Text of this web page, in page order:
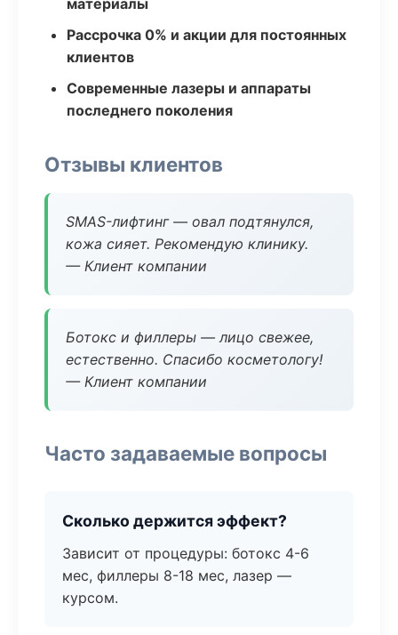
материалы
Рассрочка 0% и акции для постоянных
клиентов
Современные лазеры и аппараты
последнего поколения
Отзывы клиентов
SMAS-лифтинг — овал подтянулся,
кожа сияет. Рекомендую клинику.
— Клиент компании
Ботокс и филлеры — лицо свежее,
естественно. Спасибо косметологу!
— Клиент компании
Часто задаваемые вопросы
Сколько держится эффект?
Зависит от процедуры: ботокс 4-6
мес, филлеры 8-18 мес, лазер —
курсом.